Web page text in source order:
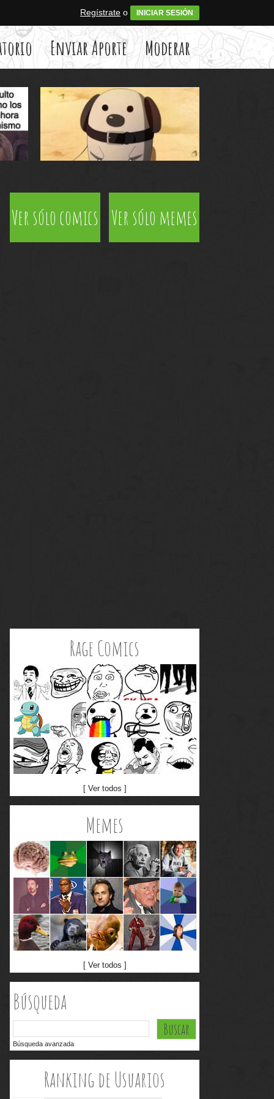
Regístrate o INICIAR SESIÓN
Enviar Aporte Moderar
Ver sólo comics Ver sólo memes
Rage Comics
[ Ver todos ]
Memes
[ Ver todos ]
Búsqueda
Búsqueda avanzada
Ranking de Usuarios